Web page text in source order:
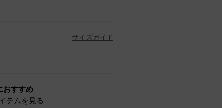
サイズガイド
おすすめ
テムを見る